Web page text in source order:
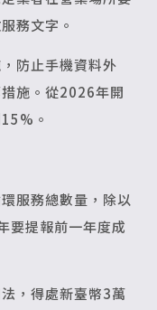
務文字。
防止手機資料外
施。從2026年開
。
服務總數量，除以
要提報前一年度成
，得處新臺幣3萬